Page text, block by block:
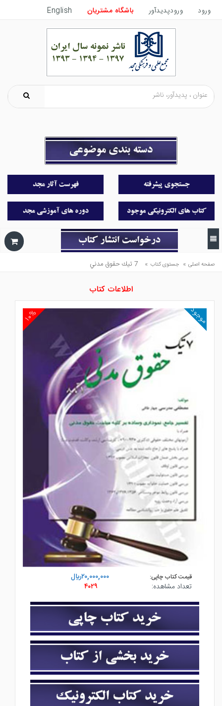
ورود ورودپدیدآور باشگاه مشتریان English
صفحه اصلی » جستوی کتاب » 7 تيك حقوق مدني
اطلاعات کتاب
۱۰% موجود
قیمت کتاب چاپی:
۲۰,۰۰۰,۰۰۰ريال
تعداد مشاهده:
۴۰۲۹